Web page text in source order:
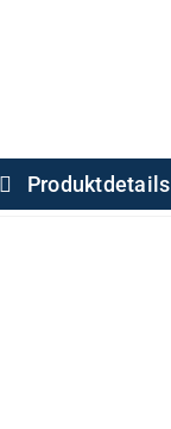
Produktdetails